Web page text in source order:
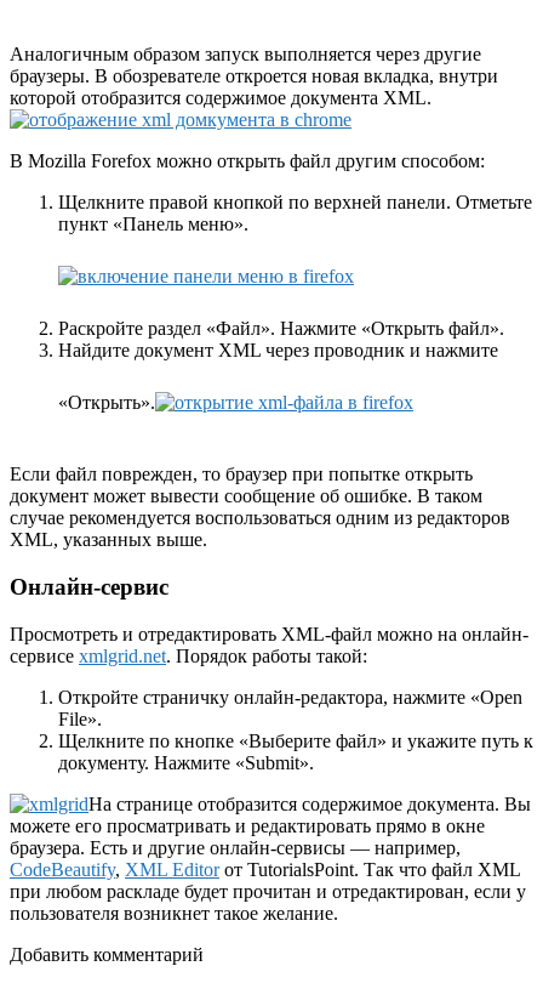
Аналогичным образом запуск выполняется через другие
браузеры. В обозревателе откроется новая вкладка, внутри
которой отобразится содержимое документа XML.
В Mozilla Forefox можно открыть файл другим способом:
Щелкните правой кнопкой по верхней панели. Отметьте
пункт «Панель меню».
Раскройте раздел «Файл». Нажмите «Открыть файл».
Найдите документ XML через проводник и нажмите
«Открыть».
Если файл поврежден, то браузер при попытке открыть
документ может вывести сообщение об ошибке. В таком
случае рекомендуется воспользоваться одним из редакторов
XML, указанных выше.
Онлайн-сервис
Просмотреть и отредактировать XML-файл можно на онлайн-
сервисе xmlgrid.net. Порядок работы такой:
Откройте страничку онлайн-редактора, нажмите «Open
File».
Щелкните по кнопке «Выберите файл» и укажите путь к
документу. Нажмите «Submit».
На странице отобразится содержимое документа. Вы
можете его просматривать и редактировать прямо в окне
браузера. Есть и другие онлайн-сервисы — например,
CodeBeautify, XML Editorот TutorialsPoint. Так что файл XML
при любом раскладе будет прочитан и отредактирован, если у
пользователя возникнет такое желание.
Добавить комментарий